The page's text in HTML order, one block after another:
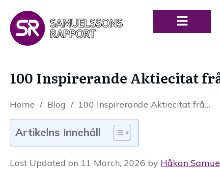
100 Inspirerande Aktiecitat
Home / Blog / 100 Inspirerande Aktiecitat från Världens Främsta Investerare
Artikelns Innehåll
Last Updated on 11 March, 2026 by Håkan